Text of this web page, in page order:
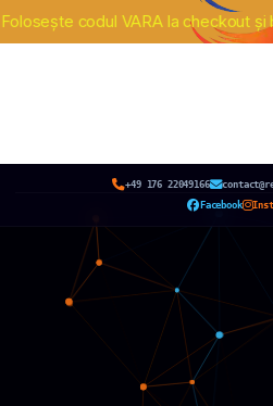
codul VARA la checkout și
+49 176 22049166
Facebook